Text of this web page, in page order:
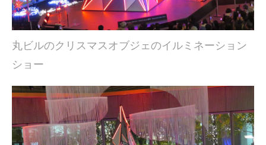
丸ビルのクリスマスオブジェのイルミネーション
ショー